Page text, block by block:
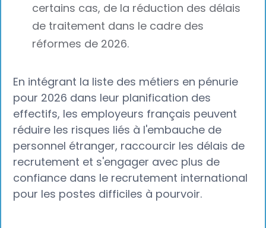
certains cas, de la réduction des délais
de traitement dans le cadre des
réformes de 2026.
En intégrant la liste des métiers en pénurie
pour 2026 dans leur planification des
effectifs, les employeurs français peuvent
réduire les risques liés à l'embauche de
personnel étranger, raccourcir les délais de
recrutement et s'engager avec plus de
confiance dans le recrutement international
pour les postes difficiles à pourvoir.